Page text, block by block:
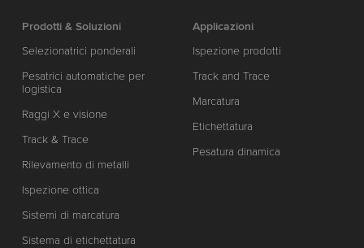
Prodotti & Soluzioni
Selezionatrici ponderali
Pesatrici automatiche per
logistica
Raggi X e visione
Track & Trace
Rilevamento di metalli
Ispezione ottica
Sistemi di marcatura
Sistema di etichettatura
Applicazioni
Ispezione prodotti
Track and Trace
Marcatura
Etichettatura
Pesatura dinamica